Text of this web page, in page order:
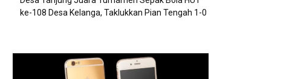
ke-108 Desa Kelanga, Taklukkan Pian Tengah 1-0